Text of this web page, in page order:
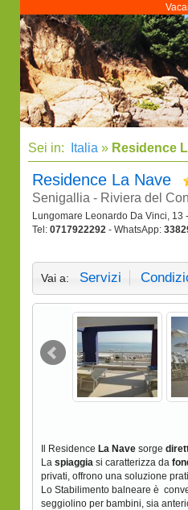
Sei in: Italia » Residence
Residence La Nave
Senigallia - Riviera del
Lungomare Leonardo Da Vinci, 13
Tel: 0717922292- WhatsApp:
Vai a: Servizi
Il Residence La Navesorge
La spiaggia si caratterizza da
privati, offrono una soluzione
Lo Stabilimento balneare è
seggiolino per bambini, sia